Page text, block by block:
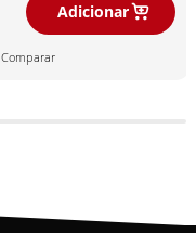
Adicionar
Comparar